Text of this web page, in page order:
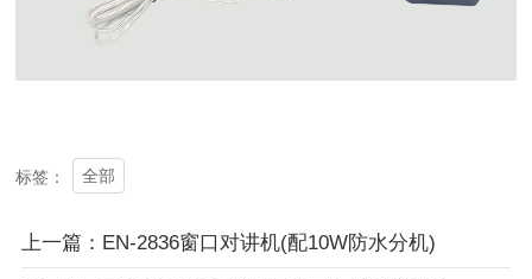
标签： 全部
上一篇：EN-2836窗口对讲机(配10W防水分机)